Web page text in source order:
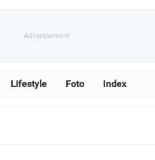
Lifestyle Foto Index